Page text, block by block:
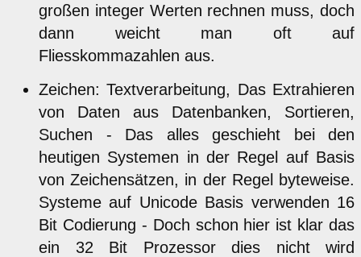
großen integer Werten rechnen muss, doch
dann weicht man oft auf
Fliesskommazahlen aus.
Zeichen: Textverarbeitung, Das Extrahieren
von Daten aus Datenbanken, Sortieren,
Suchen - Das alles geschieht bei den
heutigen Systemen in der Regel auf Basis
von Zeichensätzen, in der Regel byteweise.
Systeme auf Unicode Basis verwenden 16
Bit Codierung - Doch schon hier ist klar das
ein 32 Bit Prozessor dies nicht wird